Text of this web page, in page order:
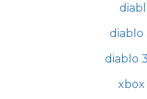
diablo
diablo
xbox